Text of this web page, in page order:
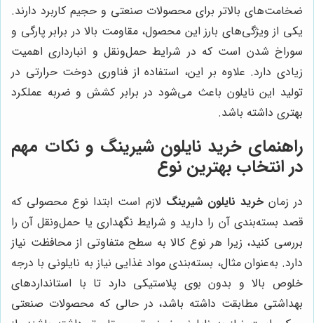
ضخامت‌های بالاتر برای محصولات صنعتی و حجیم کاربرد دارند.
یکی از ویژگی‌های بارز این محصول، مقاومت بالا در برابر پارگی و
سوراخ شدن است که در شرایط حمل‌ونقل و انبارداری اهمیت
زیادی دارد. علاوه بر این، استفاده از فناوری دوخت حرارتی در
تولید این نایلون باعث می‌شود در برابر کشش و ضربه عملکرد
بهتری داشته باشد.
راهنمای خرید نایلون شیرینگ و نکات مهم
در انتخاب بهترین نوع
در زمانخرید نایلون شیرینگ لازم است ابتدا نوع محصولی که
قصد بسته‌بندی آن را دارید و شرایط نگهداری یا حمل‌ونقل آن را
بررسی کنید، زیرا هر نوع کالا به سطح متفاوتی از محافظت نیاز
دارد. به‌عنوان مثال، بسته‌بندی مواد غذایی نیاز به نایلونی با درجه
خلوص بالا و بدون بوی پلاستیکی دارد تا با استانداردهای
بهداشتی مطابقت داشته باشد، در حالی که محصولات صنعتی